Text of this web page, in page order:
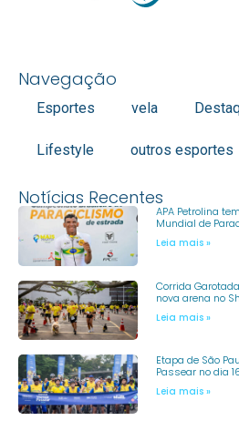
Navegação
Esportes vela
Lifestyle outros esportes
Notícias Recentes
APA Petrolina
Mundial de
Leia mais »
Corrida
nova arena no
Leia mais »
Etapa de São
Passear no dia
Leia mais »